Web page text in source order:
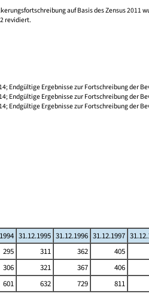
auf Basis des Zensus 2011
revidiert.
Endgültige Ergebnisse zur Fortschreibung der
Endgültige Ergebnisse zur Fortschreibung der
Endgültige Ergebnisse zur Fortschreibung der
31.12.1995 31.12.1996 31.12.1997
295 311 362
405
306 321 367
406
601 632 729 811